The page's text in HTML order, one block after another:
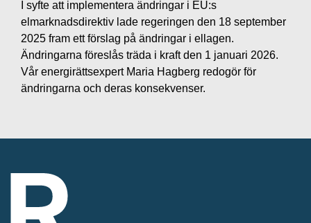
I syfte att implementera ändringar i EU:s
elmarknadsdirektiv lade regeringen den 18 september
2025 fram ett förslag på ändringar i ellagen.
Ändringarna föreslås träda i kraft den 1 januari 2026.
Vår energirättsexpert Maria Hagberg redogör för
ändringarna och deras konsekvenser.